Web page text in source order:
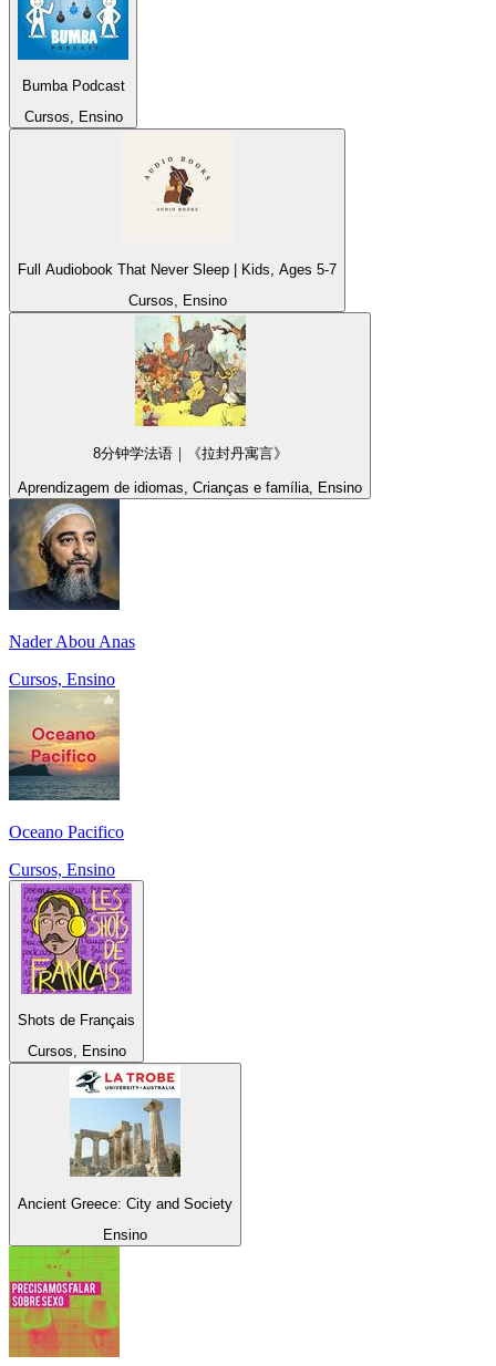
Bumba Podcast
Cursos, Ensino
Full Audiobook That Never Sleep | Kids, Ages 5-7
Cursos, Ensino
8分钟学法语｜《拉封丹寓言》
Aprendizagem de idiomas, Crianças e família, Ensino
Nader Abou Anas
Cursos, Ensino
Oceano Pacifico
Cursos, Ensino
Shots de Français
Cursos, Ensino
Ancient Greece: City and Society
Ensino